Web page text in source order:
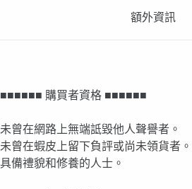
額外資訊
■■■■■■ 購買者資格 ■■■■■■
未曾在網路上無端詆毀他人聲譽者。
未曾在蝦皮上留下負評或尚未領貨者。
具備禮貌和修養的人士。